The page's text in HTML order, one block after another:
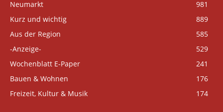
Neumarkt
981
Kurz und wichtig
889
Aus der Region
585
-Anzeige-
529
Wochenblatt E-Paper
241
Bauen & Wohnen
176
Freizeit, Kultur & Musik
174